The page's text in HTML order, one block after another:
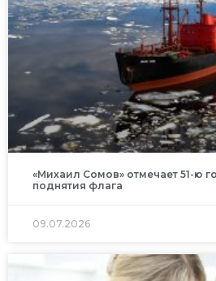
«Михаил Сомов» отмечает 51-ю
поднятия флага
09.07.2026